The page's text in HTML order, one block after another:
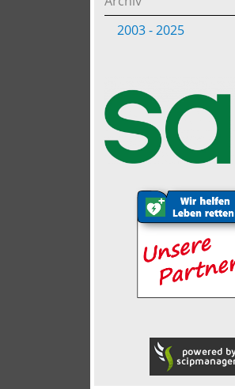
2003 - 2025